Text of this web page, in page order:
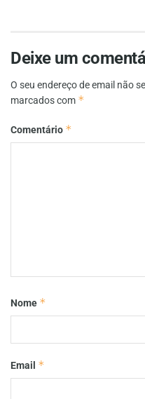
Deixe um
O seu endereço de email não
marcados com *
Comentário *
Nome *
Email *